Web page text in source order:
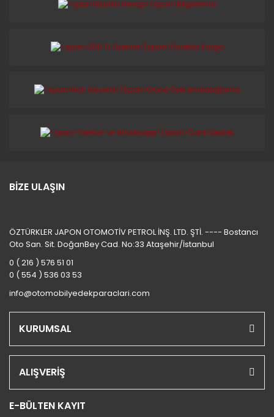
BİZE ULAŞIN
ÖZTÜRKLER JAPON OTOMOTİV PETROL İNŞ. LTD. ŞTİ. ---- Bostancı
Oto San. Sit. DoğanBey Cad. No:33 Ataşehir/İstanbul
0 ( 216 ) 576 51 01
0 ( 554 ) 536 03 53
info@otomobilyedekparaclari.com
KURUMSAL
ALIŞVERİŞ
E-BÜLTEN KAYIT